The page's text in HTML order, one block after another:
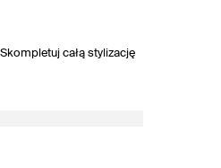
Skompletuj całą stylizację